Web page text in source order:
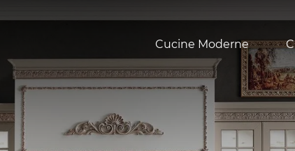
Cucine Moderne